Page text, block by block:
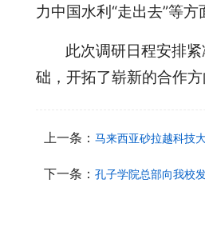
力中国水利“走出去”等方
此次调研日程安排
础，开拓了崭新的合作方
上一条： 马来西亚砂拉越科技
下一条： 孔子学院总部向我校